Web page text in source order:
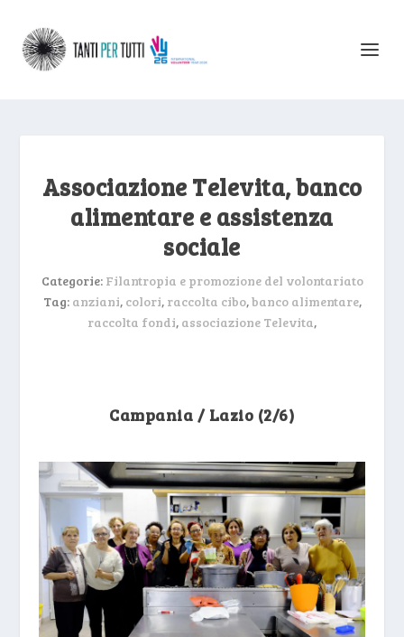
Associazione Televita, banco
alimentare e assistenza
sociale
Categorie: Filantropia e promozione del volontariato
Tag: anziani, colori, raccolta cibo,banco alimentare,
raccolta fondi, associazione Televita,
Campania / Lazio (2/6)